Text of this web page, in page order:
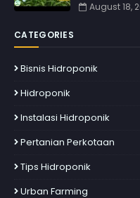
August 18,
CATEGORIES
Bisnis Hidroponik
Hidroponik
Instalasi Hidroponik
Pertanian Perkotaan
Tips Hidroponik
Urban Farming